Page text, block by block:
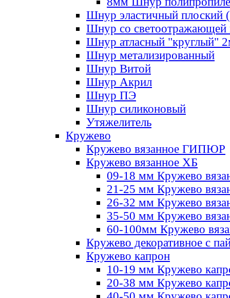
Шнур эластичный плоский
Шнур со светоотражающей
Шнур атласный "круглый"
Шнур метализированный
Шнур Витой
Шнур Акрил
Шнур ПЭ
Шнур силиконовый
Утяжелитель
Кружево
Кружево вязанное ГИПЮР
Кружево вязанное ХБ
09-18 мм Кружево
21-25 мм Кружево
26-32 мм Кружево
35-50 мм Кружево
60-100мм Кружево
Кружево декоративное с
Кружево капрон
10-19 мм Кружево
20-38 мм Кружево